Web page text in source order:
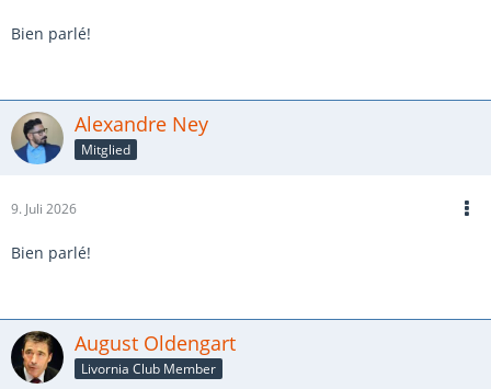
Bien parlé!
Alexandre Ney
Mitglied
9. Juli 2026
Bien parlé!
August Oldengart
Livornia Club Member